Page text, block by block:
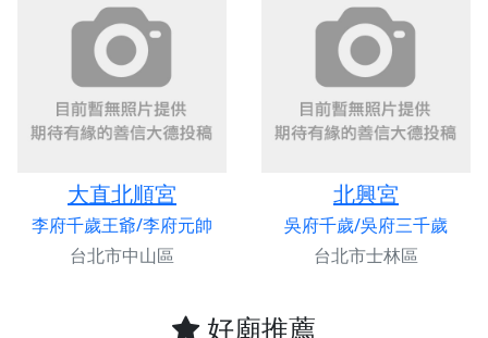
大直北順宮
李府千歲王爺/李府元帥
台北市中山區
北興宮
吳府千歲/吳府三千歲
台北市士林區
好廟推薦